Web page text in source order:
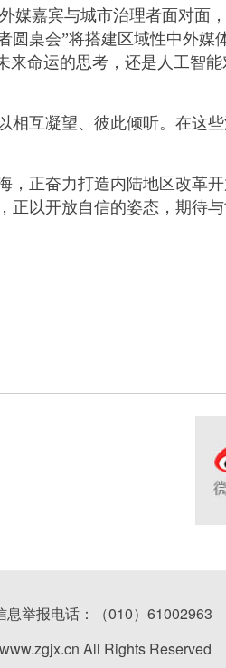
嘉宾与城市治理者面对面
桌会”将搭建区域性中外
命运的思考，还是人工智
互凝望、彼此倾听。在这
正奋力打造内陆地区改革
以开放自信的姿态，期待
息举报电话：（010）61002963
All Rights Reserved